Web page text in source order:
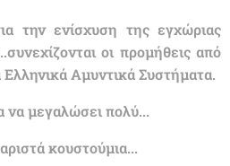
την ενίσχυση της εγχώριας
οι προμήθεις από
Ελληνικά Αμυντικά Συστήματα.
να μεγαλώσει πολύ...
κουστούμια...